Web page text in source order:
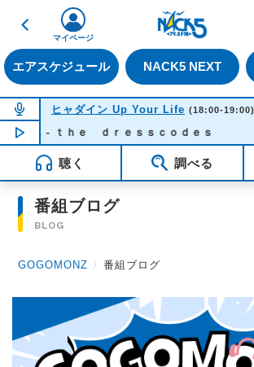
戻る
エアスケジュール NACK5 NEXT
マイページ
NOW ON AIR
ヒャダイン Up Your Life (18:00-19:00)
NOW PLAYING 18:24
もあ - ｔｈｅ ｄｒｅｓｓｃｏｄｅｓ
聴く 調べる
番組ブログ
BLOG
GOGOMONZ 〉番組ブログ